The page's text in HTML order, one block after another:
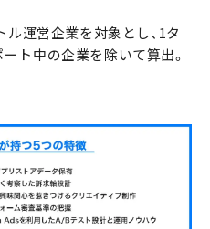
運営企業を対象とし、1タ
ト中の企業を除いて算出。